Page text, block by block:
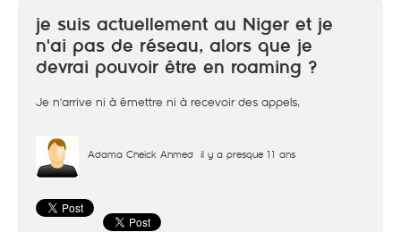
je suis actuellement au Niger et je
n'ai pas de réseau, alors que je
devrai pouvoir être en roaming ?
Je n'arrive ni à émettre ni à recevoir des appels,
Adama Cheick Ahmed il y a presque 11 ans